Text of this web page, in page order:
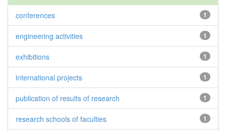
1
conferences
1
engineering activities
1
exhibitions
1
international projects
1
publication of results of research
1
research schools of faculties